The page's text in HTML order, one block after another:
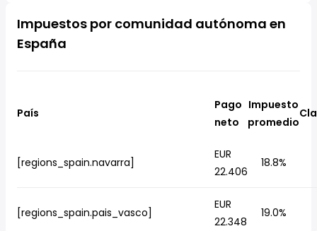
Impuestos por comunidad autónoma en
España
País
Pago
neto
Impuesto
promedio
[regions_spain.navarra]
EUR
22.406
18.8%
[regions_spain.pais_vasco]
EUR
22.348
19.0%